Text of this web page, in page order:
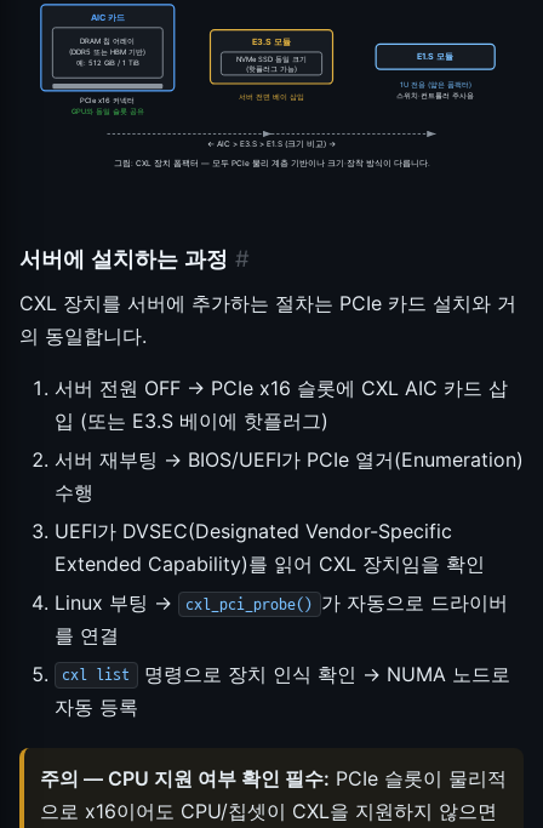
AIC 카드
DRAM 칩 어레이
(DDR5 또는 HBM 기반)
예: 512 GiB / 1 TiB
PCIe x16 커넥터
GPU와 동일 슬롯 공유
E3.S 모듈
NVMe SSD 동일 크기
(핫플러그 가능)
서버 전면 베이 삽입
E1.S 모듈
1U 전용 (얇은 폼팩터)
스위치·컨트롤러 주사용
← AIC > E3.S > E1.S (크기 비교) →
그림: CXL 장치 폼팩터 — 모두 PCIe 물리 계층 기반이나 크기·장착 방식이 다릅니다.
서버에 설치하는 과정 #
CXL 장치를 서버에 추가하는 절차는 PCIe 카드 설치와 거
의 동일합니다.
서버 전원 OFF → PCIe x16 슬롯에 CXL AIC 카드 삽
입 (또는 E3.S 베이에 핫플러그)
서버 재부팅 → BIOS/UEFI가 PCIe 열거(Enumeration)
수행
UEFI가 DVSEC(Designated Vendor-Specific
Extended Capability)를 읽어 CXL 장치임을 확인
Linux 부팅 →
cxl_pci_probe() 가 자동으로 드라이버
를 연결
cxl list
명령으로 장치 인식 확인 → NUMA 노드로
자동 등록
주의 — CPU 지원 여부 확인 필수: PCIe 슬롯이 물리적
으로 x16이어도 CPU/칩셋이 CXL을 지원하지 않으면